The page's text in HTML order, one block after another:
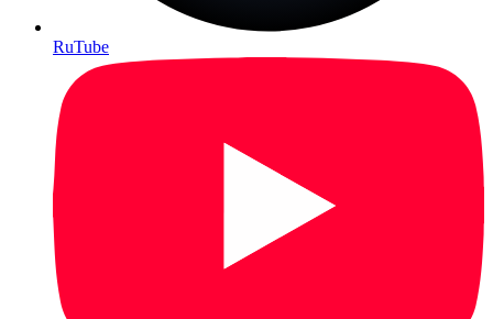
RuTube